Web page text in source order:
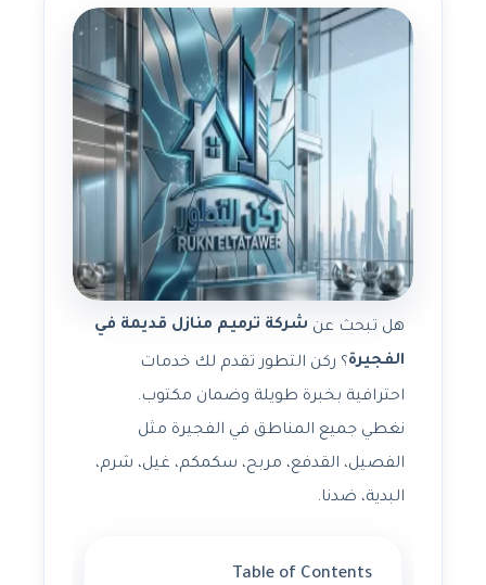
هل تبحث عن شركة ترميم منازل قديمة في
الفجيرة؟ ركن التطور تقدم لك خدمات
احترافية بخبرة طويلة وضمان مكتوب.
نغطي جميع المناطق في الفجيرة مثل
الفصيل، القدفع، مربح، سكمكم، غيل، شرم،
البدية، ضدنا.
Table of Contents